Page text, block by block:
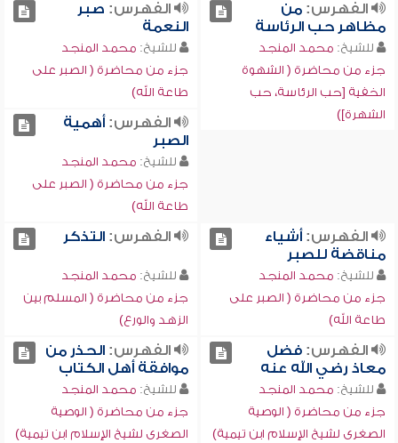
الفهرس:من
مظاهر حب الرئاسة
للشيخ: محمد المنجد
جزء من محاضرة ( الشهوة
الخفية [حب الرئاسة، حب
الشهرة])
الفهرس: صبر
النعمة
للشيخ: محمد المنجد
جزء من محاضرة ( الصبر على
طاعة الله)
الفهرس:أهمية
الصبر
للشيخ: محمد المنجد
جزء من محاضرة ( الصبر على
طاعة الله)
الفهرس:أشياء
مناقضة للصبر
للشيخ: محمد المنجد
جزء من محاضرة ( الصبر على
طاعة الله)
الفهرس:التذكر
للشيخ: محمد المنجد
جزء من محاضرة ( المسلم بين
الزهد والورع)
الفهرس:فضل
معاذ رضي الله عنه
للشيخ: محمد المنجد
جزء من محاضرة ( الوصية
الصغرى لشيخ الإسلام ابن تيمية)
الفهرس:الحذر من
موافقة أهل الكتاب
للشيخ: محمد المنجد
جزء من محاضرة ( الوصية
الصغرى لشيخ الإسلام ابن تيمية)